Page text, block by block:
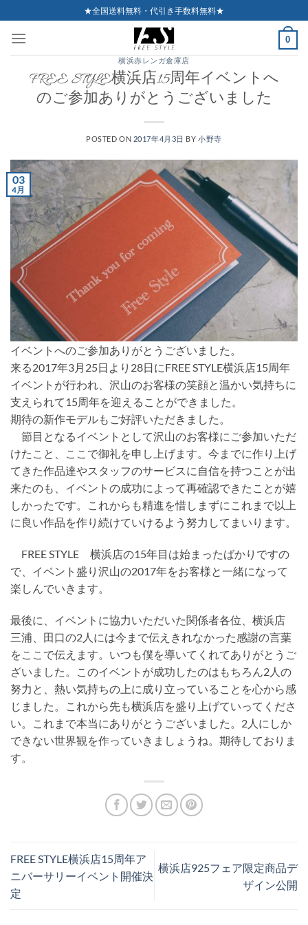
to
content
★全国送料無料・代引き手数料無料★
0
横浜赤レンガ倉庫店
FREE STYLE横浜店15周年イベントへ
のご参加ありがとうございました
POSTED ON 2017年4月3日 BY小野寺
03
4月
イベントへのご参加ありがとうございました。
来る2017年3月25日より28日にFREE STYLE横浜店15周年
イベントが行われ、沢山のお客様の笑顔と温かい気持ちに
支えられて15周年を迎えることができました。
期待の新作モデルもご好評いただきました。
節目となるイベントとして沢山のお客様にご参加いただ
けたこと、ここで御礼を申し上げます。今までに作り上げ
てきた作品達やスタッフのサービスに自信を持つことが出
来たのも、イベントの成功によって再確認できたことが嬉
しかったです。これからも精進を惜しまずにこれまで以上
に良い作品を作り続けていけるよう努力してまいります。
FREE STYLE 横浜店の15年目は始まったばかりですの
で、イベント盛り沢山の2017年をお客様と一緒になって
楽しんでいきます。
最後に、イベントに協力いただいた関係者各位、横浜店
三浦、田口の2人には今まで伝えきれなかった感謝の言葉
をここで伝えます。いつも僕を導いてくれてありがとうご
ざいました。このイベントが成功したのはもちろん2人の
努力と、熱い気持ちの上に成り立っていることを心から感
じました。これから先も横浜店を盛り上げていってくださ
い。これまで本当にありがとうございました。2人にしか
できない世界観を作っていきましょうね。期待しておりま
す。
FREE STYLE横浜店15周年ア
ニバーサリーイベント開催決
定
横浜店925フェア限定商品デ
ザイン公開